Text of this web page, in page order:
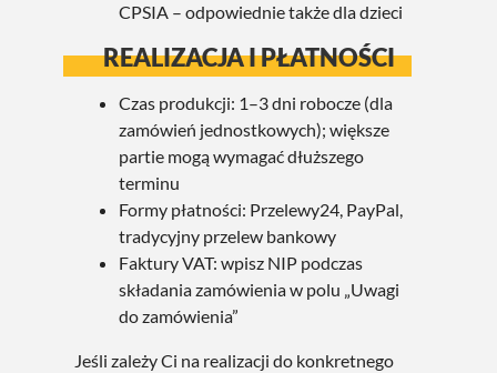
CPSIA – odpowiednie także dla dzieci
REALIZACJA I PŁATNOŚCI
Czas produkcji: 1–3 dni robocze (dla
zamówień jednostkowych); większe
partie mogą wymagać dłuższego
terminu
Formy płatności: Przelewy24, PayPal,
tradycyjny przelew bankowy
Faktury VAT: wpisz NIP podczas
składania zamówienia w polu „Uwagi
do zamówienia”
Jeśli zależy Ci na realizacji do konkretnego